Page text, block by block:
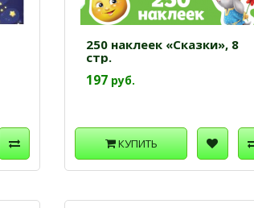
250 наклеек «Сказки», 8
стр.
197 руб.
КУПИТЬ